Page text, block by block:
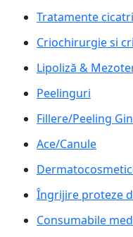
Tratamente
Criochirurgie si
Lipoliză &
Peelinguri
Fillere/Peeling
Ace/Canule
Îngrijire proteze
Consumabile